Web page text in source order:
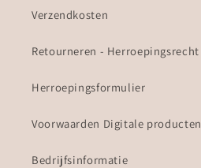
Verzendkosten
Retourneren - Herroepingsrecht
Herroepingsformulier
Voorwaarden Digitale producten
Bedrijfsinformatie